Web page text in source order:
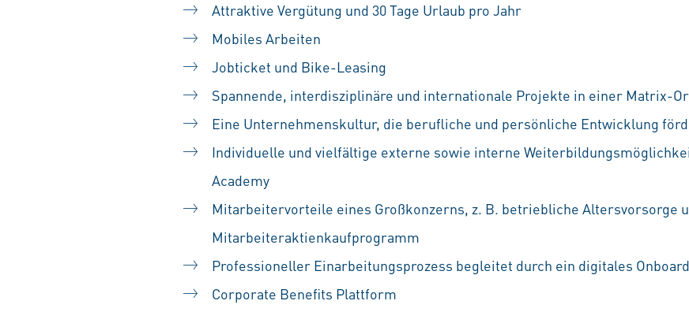
Attraktive Vergütung und 30 Tage Urlaub pro Jahr
Mobiles Arbeiten
Jobticket und Bike-Leasing
Spannende, interdisziplinäre und internationale Projekte in einer Matrix-
Eine Unternehmenskultur, die berufliche und persönliche Entwicklung
Individuelle und vielfältige externe sowie interne
Academy
Mitarbeitervorteile eines Großkonzerns, z. B. betriebliche Altersvorsorge
Mitarbeiteraktienkaufprogramm
Professioneller Einarbeitungsprozess begleitet durch ein digitales
Corporate Benefits Plattform